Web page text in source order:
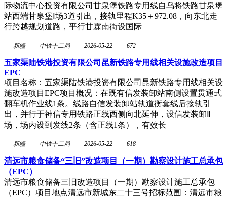
际物流中心投资有限公司甘泉堡铁路专用线自乌将铁路甘泉堡
站西端甘泉堡Ⅰ场3道引出，接轨里程K35＋972.08，向东北走
行跨越规划道路，平行甘霖南街设国际
新疆 中铁十二局 2026-05-22 672
五家渠陆铁港投资有限公司昆新铁路专用线相关设施改造项目
EPC
项目名称：五家渠陆铁港投资有限公司昆新铁路专用线相关设
施改造项目EPC项目概况：在既有信发装卸站南侧设置贯通式
翻车机作业线1条。线路自信发装卸站轨道衡套线后接轨引
出，并行于神信专用铁路正线西侧向北延伸，设信发装卸Ⅱ
场，场内设到发线2条（含正线1条），有效长
新疆 中铁十二局 2026-05-22 618
清远市粮食储备“三旧”改造项目（一期）勘察设计施工总承包
（EPC）
清远市粮食储备三旧改造项目（一期）勘察设计施工总承包
（EPC）项目地点清远市新城东二十三号招标范围：清远市粮